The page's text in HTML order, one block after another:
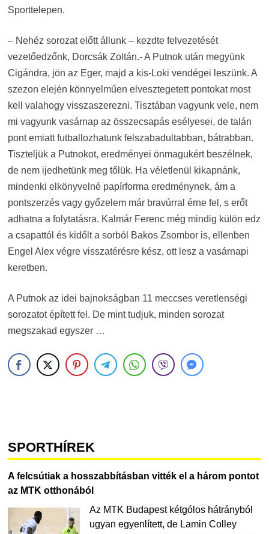
Sporttelepen.
– Nehéz sorozat előtt állunk – kezdte felvezetését
vezetőedzőnk, Dorcsák Zoltán.- A Putnok után megyünk
Cigándra, jön az Eger, majd a kis-Loki vendégei leszünk. A
szezon elején könnyelműen elvesztegetett pontokat most
kell valahogy visszaszerezni. Tisztában vagyunk vele, nem
mi vagyunk vasárnap az összecsapás esélyesei, de talán
pont emiatt futballozhatunk felszabadultabban, bátrabban.
Tiszteljük a Putnokot, eredményei önmagukért beszélnek,
de nem ijedhetünk meg tőlük. Ha véletlenül kikapnánk,
mindenki elkönyvelné papírforma eredménynek, ám a
pontszerzés vagy győzelem már bravúrral érne fel, s erőt
adhatna a folytatásra. Kalmár Ferenc még mindig külön edz
a csapattól és kidőlt a sorból Bakos Zsombor is, ellenben
Engel Alex végre visszatérésre kész, ott lesz a vasárnapi
keretben.
A Putnok az idei bajnokságban 11 meccses veretlenségi
sorozatot épített fel. De mint tudjuk, minden sorozat
megszakad egyszer …
SPORTHÍREK
A felcsútiak a hosszabbításban vitték el a három pontot
az MTK otthonából
Az MTK Budapest kétgólos hátrányból
ugyan egyenlített, de Lamin Colley